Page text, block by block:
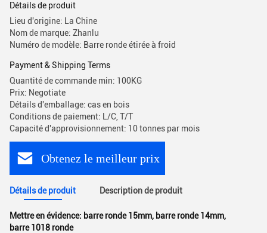
Détails de produit
Lieu d'origine: La Chine
Nom de marque: Zhanlu
Numéro de modèle: Barre ronde étirée à froid
Payment & Shipping Terms
Quantité de commande min: 100KG
Prix: Negotiate
Détails d'emballage: cas en bois
Conditions de paiement: L/C, T/T
Capacité d'approvisionnement: 10 tonnes par mois
Obtenez le meilleur prix
Détails de produit Description de produit
Mettre en évidence: barre ronde 15mm, barre ronde 14mm,
barre 1018 ronde